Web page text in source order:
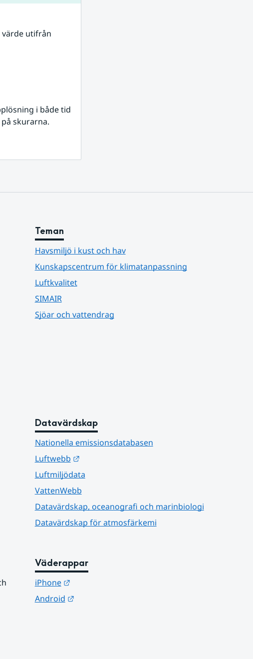
utifrån
i både tid
skurarna.
Teman
Havsmiljö i kust och hav
Kunskapscentrum för klimatanpassning
Luftkvalitet
SIMAIR
Sjöar och vattendrag
Datavärdskap
Nationella emissionsdatabasen
Luftwebb
Länk till annan webbplats.
Luftmiljödata
VattenWebb
Datavärdskap, oceanografi och marinbiologi
Datavärdskap för atmosfärkemi
Väderappar
iPhone
Länk till annan webbplats.
Android
Länk till annan webbplats.